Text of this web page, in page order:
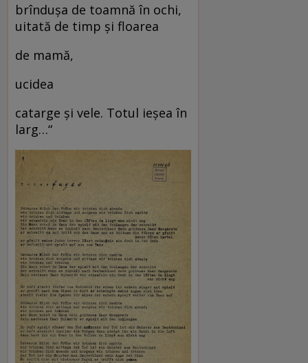
brîndușa de toamnă în ochi,
uitată de timp și floarea
de mamă,
ucidea
catarge și vele. Totul ieșea în
larg…“